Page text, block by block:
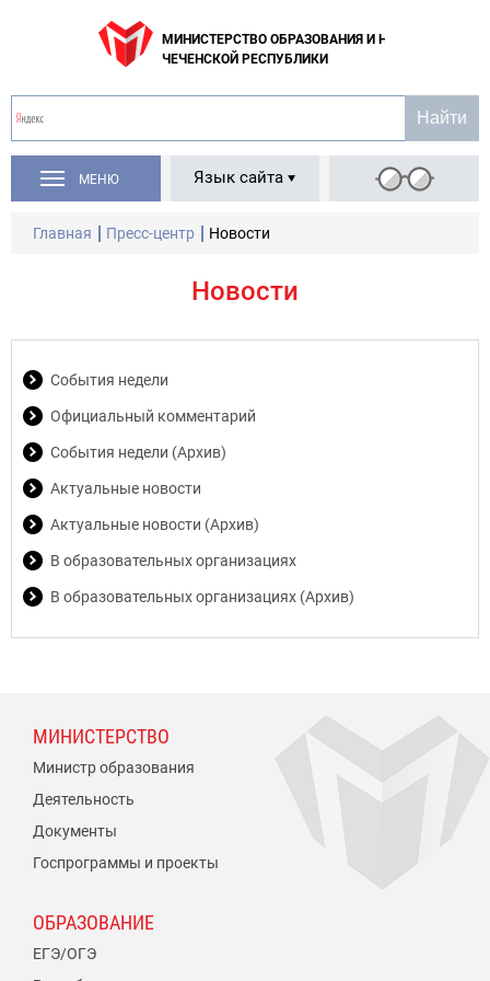
МИНИСТЕРСТВО ОБРАЗОВАНИЯ И НАУКИ
ЧЕЧЕНСКОЙ РЕСПУБЛИКИ
МЕНЮ Язык сайта
Главная Пресс-центр Новости
Новости
События недели
Официальный комментарий
События недели (Архив)
Актуальные новости
Актуальные новости (Архив)
В образовательных организациях
В образовательных организациях (Архив)
МИНИСТЕРСТВО
Министр образования
Деятельность
Документы
Госпрограммы и проекты
ОБРАЗОВАНИЕ
ЕГЭ/ОГЭ